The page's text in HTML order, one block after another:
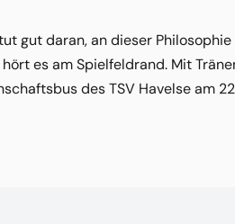
gut daran, an dieser
es am Spielfeldrand. Mit
des TSV Havelse am